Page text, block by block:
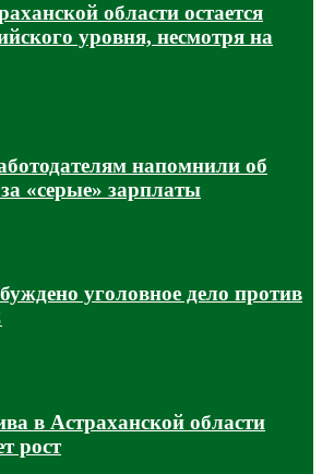
области остается
уровня, несмотря на
напомнили об
за «серые» зарплаты
уголовное дело против
в Астраханской области
рост